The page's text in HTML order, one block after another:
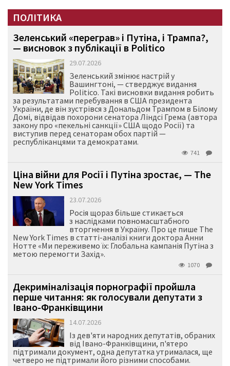
ПОЛІТИКА
Зеленський «переграв» і Путіна, і Трампа?,
— висновок з публікації в Politico
29.07.2026
Зеленський змінює настрій у
Вашингтоні, — стверджує видання
Politico. Такі висновки видання робить
за результатами перебування в США президента
України, де він зустрівся з Дональдом Трампом в Білому
Домі, відвідав похорони сенатора Ліндсі Грема (автора
закону про «пекельні санкції» США щодо Росії) та
виступив перед сенаторам обох партій —
республіканцями та демократами.
741
Ціна війни для Росії і Путіна зростає, — The
New York Times
23.07.2026
Росія щораз більше стикається
з наслідками повномасштабного
вторгнення в Україну. Про це пише The
New York Times в статті-аналізі книги доктора Анни
Нотте «Ми переживемо їх: Глобальна кампанія Путіна з
метою перемогти Захід».
1070
Декриміналізація порнографії пройшла
перше читання: як голосували депутати з
Івано-Франківщини
14.07.2026
Із дев'яти народних депутатів, обраних
від Івано-Франківщини, п'ятеро
підтримали документ, одна депутатка утрималася, ще
четверо не підтримали його різними способами.